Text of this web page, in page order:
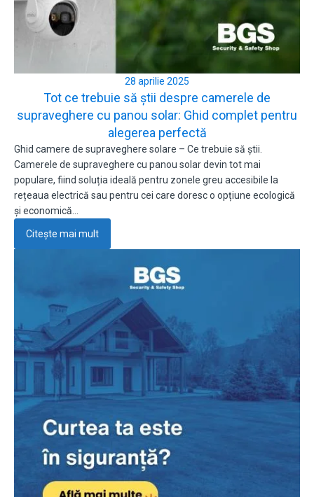
28 aprilie 2025
Tot ce trebuie să știi despre camerele de
supraveghere cu panou solar: Ghid complet pentru
alegerea perfectă
Ghid camere de supraveghere solare – Ce trebuie să știi.
Camerele de supraveghere cu panou solar devin tot mai
populare, fiind soluția ideală pentru zonele greu accesibile la
rețeaua electrică sau pentru cei care doresc o opțiune ecologică
și economică…
Citește mai mult